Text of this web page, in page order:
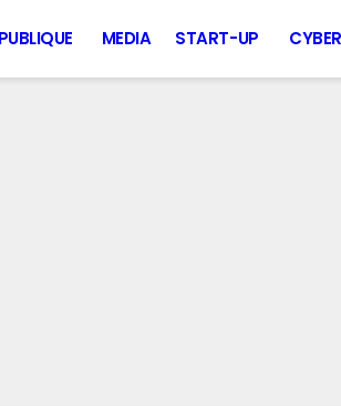
MEDIA START-UP